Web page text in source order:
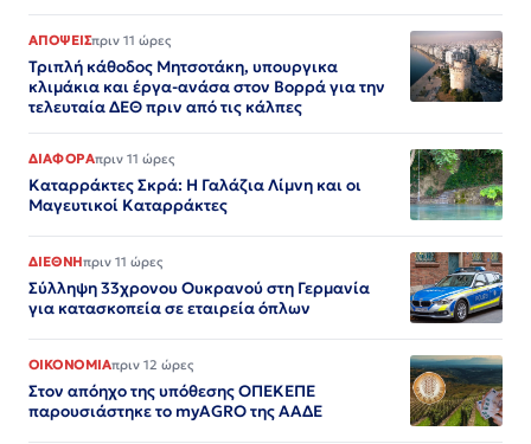
ΑΠΟΨΕΙΣπριν 11 ώρες
Τριπλή κάθοδος Μητσοτάκη, υπουργικα
κλιμάκια και έργα-ανάσα στον Βορρά για την
τελευταία ΔΕΘ πριν από τις κάλπες
ΔΙΑΦΟΡΑπριν 11 ώρες
Καταρράκτες Σκρά: Η Γαλάζια Λίμνη και οι
Μαγευτικοί Καταρράκτες
ΔΙΕΘΝΗπριν 11 ώρες
Σύλληψη 33χρονου Ουκρανού στη Γερμανία
για κατασκοπεία σε εταιρεία όπλων
ΟΙΚΟΝΟΜΙΑπριν 12 ώρες
Στον απόηχο της υπόθεσης ΟΠΕΚΕΠΕ
παρουσιάστηκε το myAGRO της ΑΑΔΕ